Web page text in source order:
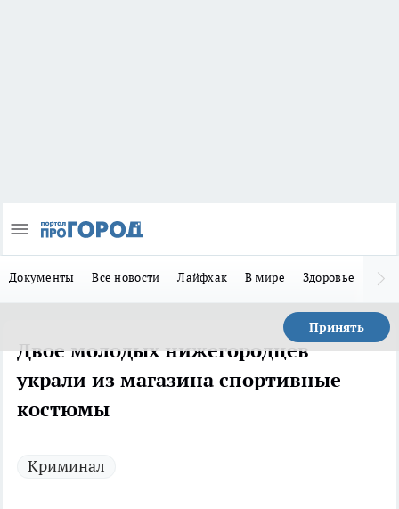
Документы Все новости Лайфхак В мире Здоровье
Принять
Двое молодых нижегородцев
украли из магазина спортивные
костюмы
Криминал